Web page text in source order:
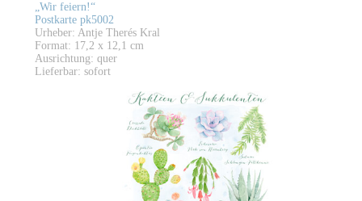
„Wir feiern!“
Postkarte pk5002
Urheber: Antje Therés Kral
Format: 17,2 x 12,1 cm
Ausrichtung: quer
Lieferbar: sofort